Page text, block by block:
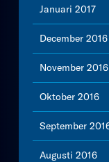
Januari 2017
December 2016
November 2016
Oktober 2016
September
Augusti 2016